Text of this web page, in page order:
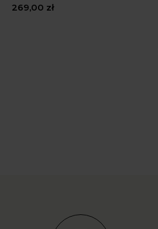
269,00 zł